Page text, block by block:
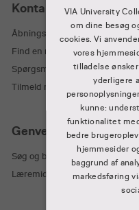
Kontakt
Åbningstider
Find en medarbejder
Spørgsmål og svar
Tilmeld nyhedsbrev
Genveje
Søg og bestil på mitCFU
Læremidler – levering og
VIA University
om dine besøg
cookies. Vi
vores
tilladelse
yderligere
kunne:
funktionalitet
bedre
hjemmesider
baggrund af
markedsføring